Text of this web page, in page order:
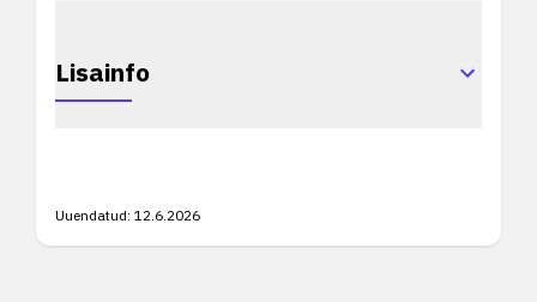
Lisainfo
Uuendatud: 12.6.2026